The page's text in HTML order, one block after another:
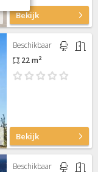
Bekijk
Beschikbaar
22 m2
Bekijk
Beschikbaar